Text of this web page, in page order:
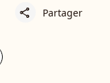
share Partager